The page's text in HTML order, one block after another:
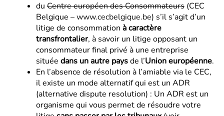
duCentre européen des Consommateurs(CEC
Belgique –www.cecbelgique.be) s’il s’agit d’un
litige de consommation à caractère
transfrontalier, à savoir un litige opposant un
consommateur final privé à une entreprise
située dans un autre paysde l’Union européenne.
En l’absence de résolution à l’amiable via le CEC,
il existe un mode alternatif qui est un ADR
(alternative dispute resolution) : Un ADR est un
organisme qui vous permet de résoudre votre